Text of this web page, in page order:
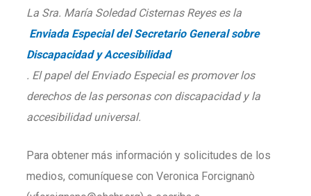
La Sra. María Soledad Cisternas Reyes es la
Enviada Especial del Secretario General sobre
Discapacidad y Accesibilidad
. El papel del Enviado Especial es promover los
derechos de las personas con discapacidad y la
accesibilidad universal.
Para obtener más información y solicitudes de los
medios, comuníquese con Veronica Forcignanò